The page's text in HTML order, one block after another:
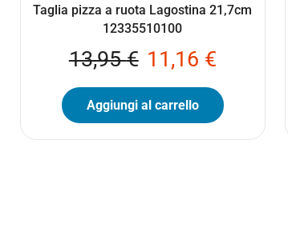
Taglia pizza a ruota Lagostina 21,7cm
12335510100
13,95€ 11,16 €
Aggiungi al carrello